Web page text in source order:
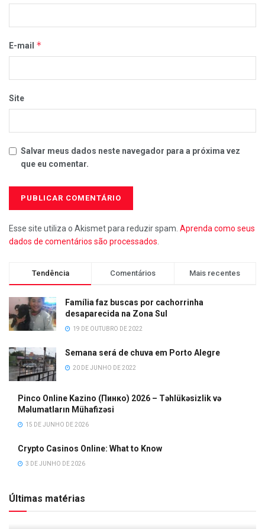
E-mail *
Site
Salvar meus dados neste navegador para a próxima vez
que eu comentar.
Esse site utiliza o Akismet para reduzir spam. Aprenda como seus
dados de comentários são processados
Tendência Comentários Mais recentes
Família faz buscas por cachorrinha
desaparecida na Zona Sul
19 DE OUTUBRO DE 2022
Semana será de chuva em Porto Alegre
20 DE JUNHO DE 2022
Pinco Online Kazino (Пинко) 2026 – Təhlükəsizlik və
Məlumatların Mühafizəsi
15 DE JUNHO DE 2026
Crypto Casinos Online: What to Know
3 DE JUNHO DE 2026
Últimas matérias